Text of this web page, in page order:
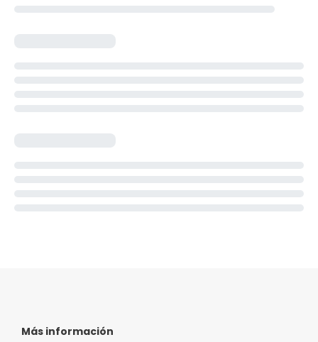
Más información